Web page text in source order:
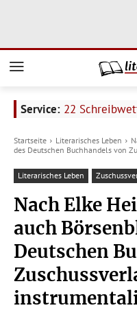
Service: 22
Startseite Literarisches Leben
des Deutschen Buchhandels von
Literarisches Leben
Nach Elke
auch
Deutschen